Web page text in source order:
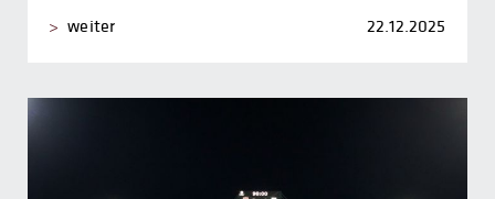
weiter 22.12.2025